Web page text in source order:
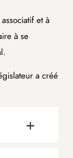
et à
à se
a créé